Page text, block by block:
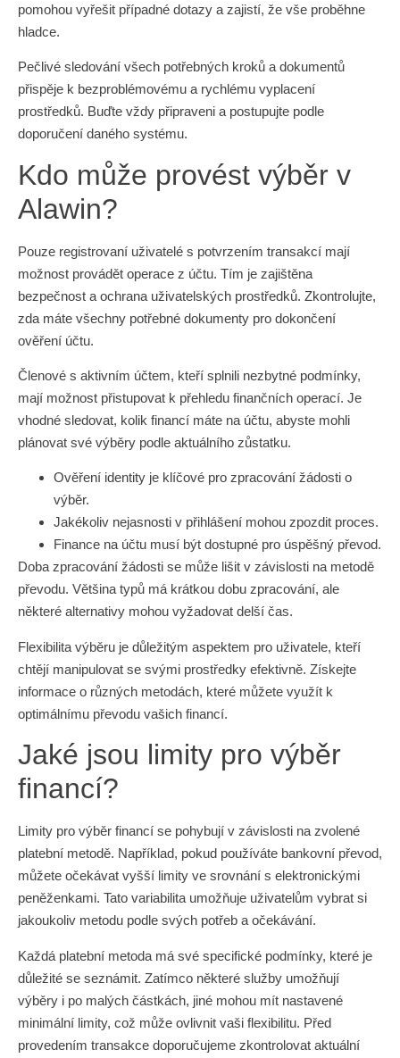
pomohou vyřešit případné dotazy a zajistí, že vše proběhne
hladce.
Pečlivé sledování všech potřebných kroků a dokumentů
přispěje k bezproblémovému a rychlému vyplacení
prostředků. Buďte vždy připraveni a postupujte podle
doporučení daného systému.
Kdo může provést výběr v
Alawin?
Pouze registrovaní uživatelé s potvrzením transakcí mají
možnost provádět operace z účtu. Tím je zajištěna
bezpečnost a ochrana uživatelských prostředků. Zkontrolujte,
zda máte všechny potřebné dokumenty pro dokončení
ověření účtu.
Členové s aktivním účtem, kteří splnili nezbytné podmínky,
mají možnost přistupovat k přehledu finančních operací. Je
vhodné sledovat, kolik financí máte na účtu, abyste mohli
plánovat své výběry podle aktuálního zůstatku.
Ověření identity je klíčové pro zpracování žádosti o
výběr.
Jakékoliv nejasnosti v přihlášení mohou zpozdit proces.
Finance na účtu musí být dostupné pro úspěšný převod.
Doba zpracování žádosti se může lišit v závislosti na metodě
převodu. Většina typů má krátkou dobu zpracování, ale
některé alternativy mohou vyžadovat delší čas.
Flexibilita výběru je důležitým aspektem pro uživatele, kteří
chtějí manipulovat se svými prostředky efektivně. Získejte
informace o různých metodách, které můžete využít k
optimálnímu převodu vašich financí.
Jaké jsou limity pro výběr
financí?
Limity pro výběr financí se pohybují v závislosti na zvolené
platební metodě. Například, pokud používáte bankovní převod,
můžete očekávat vyšší limity ve srovnání s elektronickými
peněženkami. Tato variabilita umožňuje uživatelům vybrat si
jakoukoliv metodu podle svých potřeb a očekávání.
Každá platební metoda má své specifické podmínky, které je
důležité se seznámit. Zatímco některé služby umožňují
výběry i po malých částkách, jiné mohou mít nastavené
minimální limity, což může ovlivnit vaši flexibilitu. Před
provedením transakce doporučujeme zkontrolovat aktuální